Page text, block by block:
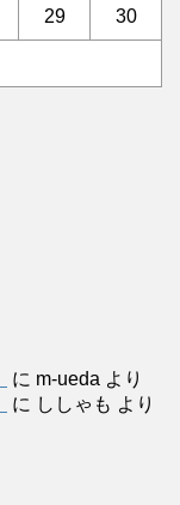
29 30
に m-ueda より
に ししゃも より